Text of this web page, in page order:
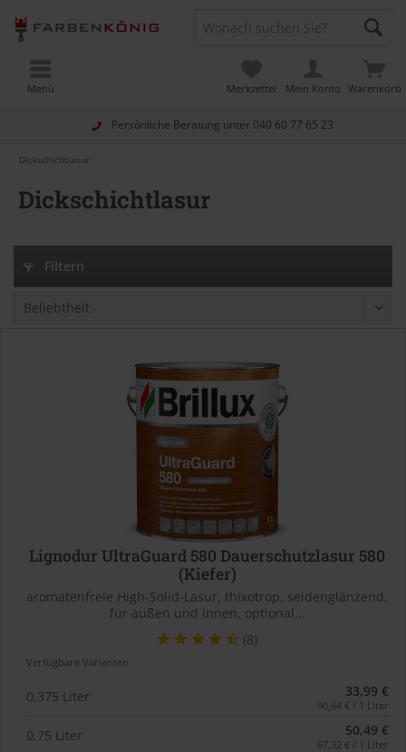
Persönliche Beratung unter 040 60 77 65 23
Warenkorb
Merkzettel Mein Konto
Menü
Dickschichtlasur
Dickschichtlasur
Filtern
Lignodur UltraGuard 580 Dauerschutzlasur 580
(Kiefer)
aromatenfreie High-Solid-Lasur, thixotrop, seidenglänzend,
für außen und innen, optional...
(8)
Verfügbare Varianten
0,375 Liter 33,99 €
90,64 € / 1 Liter
0,75 Liter 50,49 €
67,32 € / 1 Liter